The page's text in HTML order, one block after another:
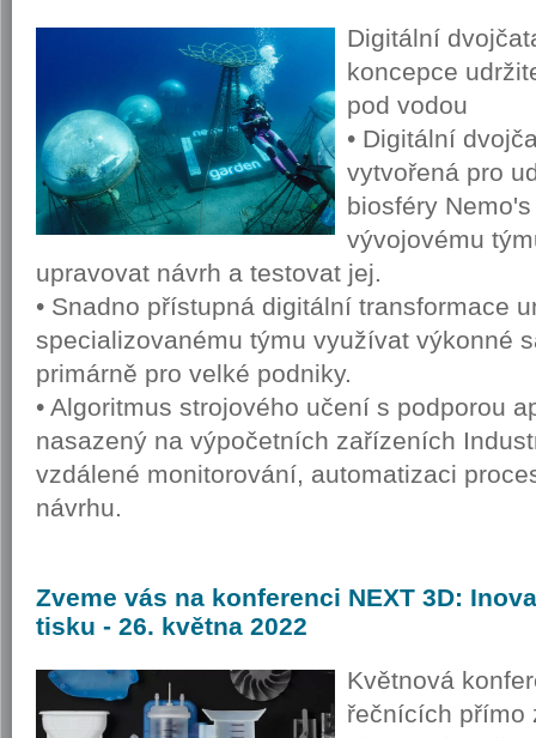
Digitální
koncepce
pod vodou
• Digitální
vytvořená pro
biosféry
vývojovému
upravovat návrh a testovat jej.
• Snadno přístupná digitální transformace
specializovanému týmu využívat výkonné
primárně pro velké podniky.
• Algoritmus strojového učení s podporou
nasazený na výpočetních zařízeních
vzdálené monitorování, automatizaci
návrhu.
Zveme vás na konferenci NEXT 3D:
tisku - 26. května 2022
Květnová
řečnících přímo